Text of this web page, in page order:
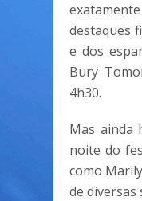
destaques
e dos
Bury
4h30.
Mas ainda
noite do
como
de diversas